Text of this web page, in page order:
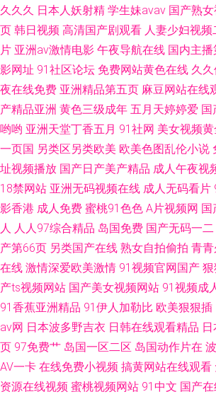
久久久 日本人妖射精 学生妹avav 国产熟
页 韩日视频 高清国产剧观看 人妻少妇视频
片 亚洲av激情电影 午夜导航在线 国内主
影网址 91社区论坛 免费网站黄色在线 久
夜在线免费 亚洲精品第五页 麻豆网站在线
产精品亚洲 黄色三级成年 五月天婷婷爱 国
哟哟 亚洲天堂丁香五月 91社网 美女视频
一页国 另类区另类欧美 欧美色图乱伦小说
址视频播放 国产日产美产精品 成人午夜视
18禁网站 亚洲无码视频在线 成人无码看片
影香港 成人免费 蜜桃91色色 A片视频网 国
人 人人97综合精品 岛国免费 国产无码一二
产第66页 另类国产在线 熟女自拍偷拍 青
在线 激情深爱欧美激情 91视频官网国产 狠
产ts视频网站 国产美女视频网站 91视频成
91香蕉亚洲精品 91伊人加勒比 欧美狠狠插
av网 日本波多野吉衣 日韩在线观看精品
页 97免费艹 岛国一区二区 岛国动作片在
AV一卡 在线免费小视频 搞黄网站在线观看
资源在线视频 蜜桃视频网站 91中文 国产